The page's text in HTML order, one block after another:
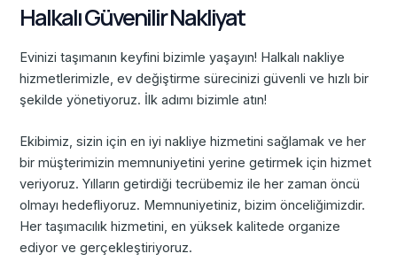
Halkalı Güvenilir Nakliyat
Evinizi taşımanın keyfini bizimle yaşayın! Halkalı nakliye
hizmetlerimizle, ev değiştirme sürecinizi güvenli ve hızlı bir
şekilde yönetiyoruz. İlk adımı bizimle atın!
Ekibimiz, sizin için en iyi nakliye hizmetini sağlamak ve her
bir müşterimizin memnuniyetini yerine getirmek için hizmet
veriyoruz. Yılların getirdiği tecrübemiz ile her zaman öncü
olmayı hedefliyoruz. Memnuniyetiniz, bizim önceliğimizdir.
Her taşımacılık hizmetini, en yüksek kalitede organize
ediyor ve gerçekleştiriyoruz.